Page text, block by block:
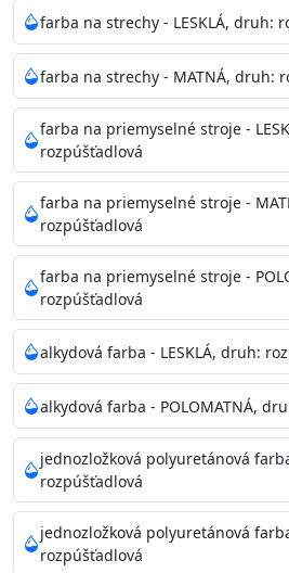
Neaplikujte pri teplote pod 5°C a
pri relatívnej vlhkosti nad 80%.
Nepoužitá farba vyžaduje
bezpečnú likvidáciu.
Riedenie: do 10% vodou, podľa
Doba schnutia na dotyk
Doba na druhý náter: 3-4 hodiny
Balenie : 750ml, 1l, 3l, 9l, 15l
Výdatnosť na jednu vrstvu
Aplikácia: štetec, valček,
Povrchová úprava: 1
Je možné tónovať v systéme
Merná hmotnosť : 1,54 ± 0,02 Kg
Čistenie: vodou
Príprava povrchu
Povrchy musia byť hladké, čisté,
mastnoty, solí a materiálov so
farba na strechy - LESKLÁ, druh:
farba na strechy - MATNÁ, druh:
farba na priemyselné stroje -
rozpúšťadlová
farba na priemyselné stroje -
rozpúšťadlová
farba na priemyselné stroje -
rozpúšťadlová
alkydová farba - LESKLÁ, druh:
alkydová farba - POLOMATNÁ,
jednozložková polyuretánová
rozpúšťadlová
jednozložková polyuretánová
rozpúšťadlová